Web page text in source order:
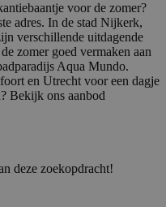
voor de zomer?
adres. In de stad Nijkerk,
verschillende uitdagende
zomer goed vermaken aan
Aqua Mundo.
en Utrecht voor een dagje
Bekijk ons aanbod
deze zoekopdracht!